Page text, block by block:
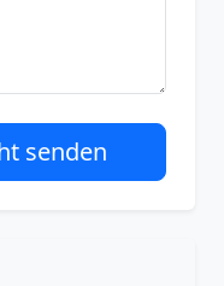
senden